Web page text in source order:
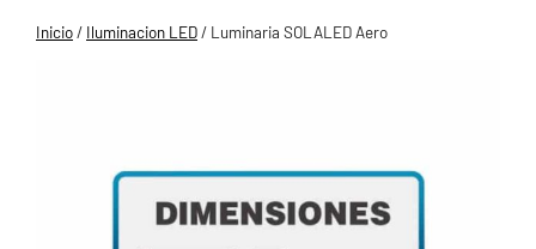
Inicio/ Iluminacion LED/ Luminaria SOLALED Aero